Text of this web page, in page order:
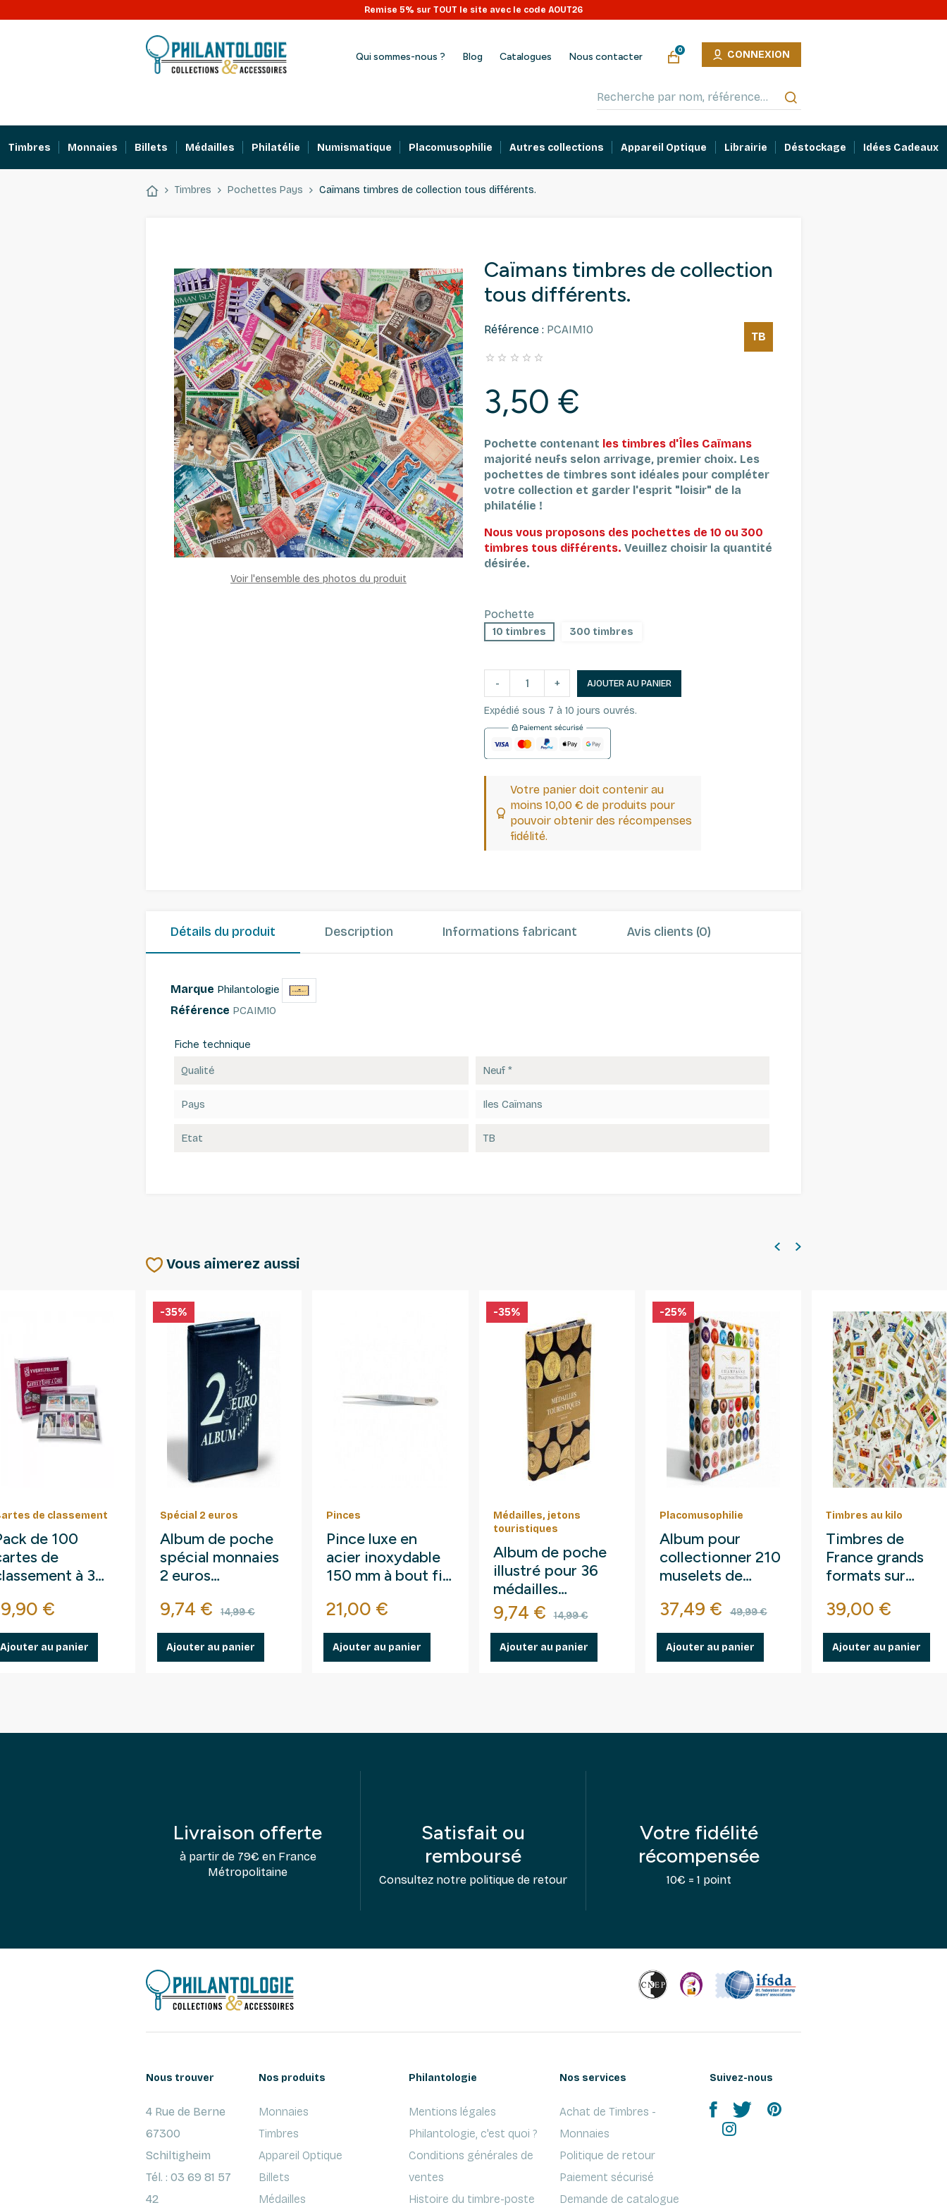
Remise 5% sur TOUT le site avec le code AOUT26
Qui sommes-nous ? Blog Catalogues Nous contacter
0 CONNEXION
Timbres Monnaies Billets Médailles Philatélie Numismatique Placomusophilie Autres collections Appareil Optique Librairie Déstockage Idées Cadeaux
Timbres Pochettes Pays Caïmans timbres de collection tous différents.
Voir l'ensemble des photos du produit
Caïmans timbres de collection
tous différents.
Référence : PCAIM10
TB
    
3,50 €
Pochette contenant les timbres d'Îles Caïmans
majorité neufs selon arrivage, premier choix. Les
pochettes de timbres sont idéales pour compléter
votre collection et garder l'esprit "loisir" de la
philatélie !
Nous vous proposons des pochettes de 10 ou 300
timbres tous différents. Veuillez choisir la quantité
désirée.
Pochette
10 timbres 300 timbres
- + AJOUTER AU PANIER
Expédié sous 7 à 10 jours ouvrés.
Votre panier doit contenir au
moins 10,00 € de produits pour
pouvoir obtenir des récompenses
fidélité.
Détails du produit Description Informations fabricant Avis clients (0)
Marque Philantologie
Référence PCAIM10
Fiche technique
Qualité Neuf *
Pays Iles Caïmans
Etat TB
Vous aimerez aussi
de classement
de 100
de
à 3
€
Ajouter au panier
Spécial 2 euros
Album de poche
spécial monnaies
2 euros
Prix
9,74 € Prix de base
14,99 €
-35%
Ajouter au panier
Pinces
Pince luxe en
acier inoxydable
150 mm à bout fin
Prix
21,00 €
Ajouter au panier
Médailles, jetons
touristiques
Album de poche
illustré pour 36
médailles
touristiques.
Prix
9,74 € Prix de base
14,99 €
-35%
Ajouter au panier
Placomusophilie
Album pour
collectionner 210
muselets de
Prix
37,49 € Prix de base
49,99 €
-25%
Ajouter au panier
Timbres au kilo
Timbres de
France grands
formats sur
Prix
39,00 €
Ajouter au panier
Livraison offerte
à partir de 79€ en France
Métropolitaine
Satisfait ou
remboursé
Consultez notre politique de retour
Votre fidélité
récompensée
10€ = 1 point
Nous trouver
4 Rue de Berne
67300
Schiltigheim
Tél. : 03 69 81 57
42
Nos produits
Monnaies
Timbres
Appareil Optique
Billets
Médailles
Philantologie
Mentions légales
Philantologie, c'est quoi ?
Conditions générales de
ventes
Histoire du timbre-poste
Nos services
Achat de Timbres -
Monnaies
Politique de retour
Paiement sécurisé
Demande de catalogue
Suivez-nous